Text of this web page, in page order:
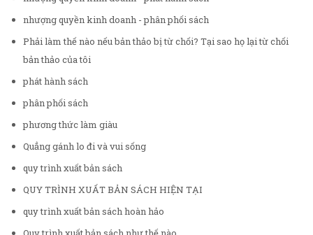
nhượng quyền kinh doanh - phân phối sách
Phải làm thế nào nếu bản thảo bị từ chối? Tại sao họ lại từ chối
bản thảo của tôi
phát hành sách
phân phối sách
phương thức làm giàu
Quẳng gánh lo đi và vui sống
quy trình xuất bản sách
QUY TRÌNH XUẤT BẢN SÁCH HIỆN TẠI
quy trình xuất bản sách hoàn hảo